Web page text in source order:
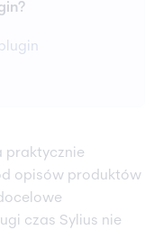
praktycznie
opisów produktów
czas Sylius nie